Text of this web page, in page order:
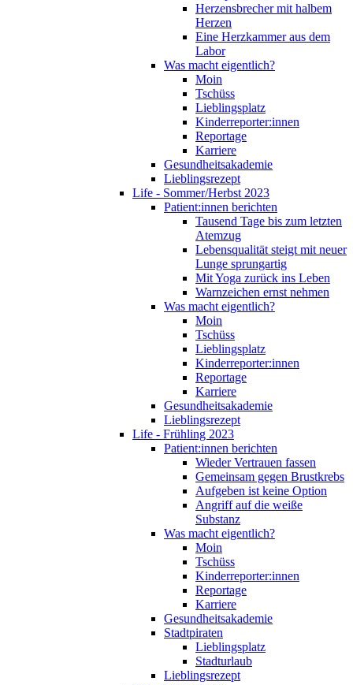
Herzensbrecher mit halbem
Herzen
Eine Herzkammer aus dem
Labor
Was macht eigentlich?
Moin
Tschüss
Lieblingsplatz
Kinderreporter:innen
Reportage
Karriere
Gesundheitsakademie
Lieblingsrezept
Life - Sommer/Herbst 2023
Patient:innen berichten
Tausend Tage bis zum letzten
Atemzug
Lebensqualität steigt mit neuer
Lunge sprungartig
Mit Yoga zurück ins Leben
Warnzeichen ernst nehmen
Was macht eigentlich?
Moin
Tschüss
Lieblingsplatz
Kinderreporter:innen
Reportage
Karriere
Gesundheitsakademie
Lieblingsrezept
Life - Frühling 2023
Patient:innen berichten
Wieder Vertrauen fassen
Gemeinsam gegen Brustkrebs
Aufgeben ist keine Option
Angriff auf die weiße
Substanz
Was macht eigentlich?
Moin
Tschüss
Kinderreporter:innen
Reportage
Karriere
Gesundheitsakademie
Stadtpiraten
Lieblingsplatz
Stadturlaub
Lieblingsrezept